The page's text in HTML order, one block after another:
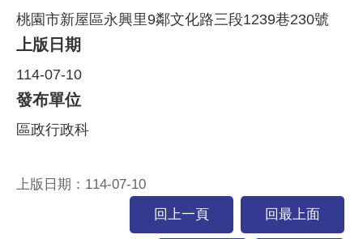
桃園市新屋區永興里9鄰文化路三段1239巷230號
上版日期
114-07-10
發布單位
區政行政科
上版日期：114-07-10
回上一頁
回最上面